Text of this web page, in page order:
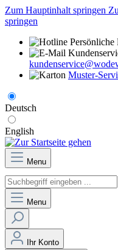
Zum Hauptinhalt springen
springen
Persönliche
Muster-
Deutsch
English
Menu
Menu
Ihr Konto